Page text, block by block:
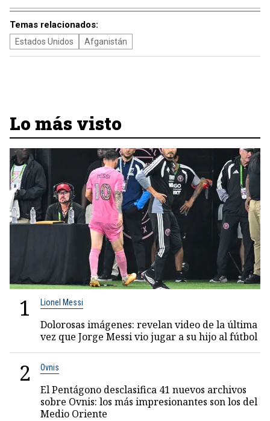
Temas relacionados:
Estados Unidos Afganistán
Lo más visto
1 Lionel Messi
Dolorosas imágenes: revelan video de la última
vez que Jorge Messi vio jugar a su hijo al fútbol
2 Ovnis
El Pentágono desclasifica 41 nuevos archivos
sobre Ovnis: los más impresionantes son los del
Medio Oriente